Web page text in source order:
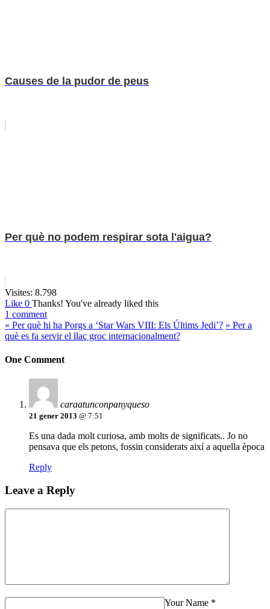
Causes de la pudor de peus
Per què no podem respirar sota l'aigua?
Visites: 8.798
Like 0 Thanks! You've already liked this
1 comment
« Per què hi ha Porgs a ‘Star Wars VIII: Els Últims Jedi’? » Per a
què es fa servir el llaç groc internacionalment?
One Comment
caraatunconpanyqueso
21 gener 2013 @ 7:51
Es una dada molt curiosa, amb molts de significats.. Jo no
pensava que els petons, fossin considerats així a aquella època
Reply
Leave a Reply
Your Name *